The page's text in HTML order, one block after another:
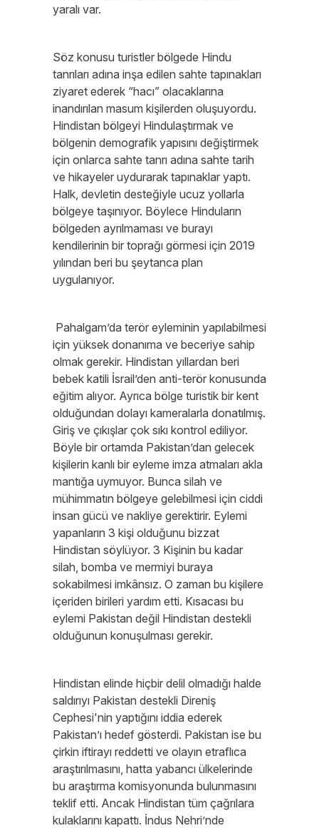
yaralı var.
Söz konusu turistler bölgede Hindu
tanrıları adına inşa edilen sahte tapınakları
ziyaret ederek “hacı” olacaklarına
inandırılan masum kişilerden oluşuyordu.
Hindistan bölgeyi Hindulaştırmak ve
bölgenin demografik yapısını değiştirmek
için onlarca sahte tanrı adına sahte tarih
ve hikayeler uydurarak tapınaklar yaptı.
Halk, devletin desteğiyle ucuz yollarla
bölgeye taşınıyor. Böylece Hinduların
bölgeden ayrılmaması ve burayı
kendilerinin bir toprağı görmesi için 2019
yılından beri bu şeytanca plan
uygulanıyor.
Pahalgam’da terör eyleminin yapılabilmesi
için yüksek donanıma ve beceriye sahip
olmak gerekir. Hindistan yıllardan beri
bebek katili İsrail’den anti-terör konusunda
eğitim alıyor. Ayrıca bölge turistik bir kent
olduğundan dolayı kameralarla donatılmış.
Giriş ve çıkışlar çok sıkı kontrol ediliyor.
Böyle bir ortamda Pakistan’dan gelecek
kişilerin kanlı bir eyleme imza atmaları akla
mantığa uymuyor. Bunca silah ve
mühimmatın bölgeye gelebilmesi için ciddi
insan gücü ve nakliye gerektirir. Eylemi
yapanların 3 kişi olduğunu bizzat
Hindistan söylüyor. 3 Kişinin bu kadar
silah, bomba ve mermiyi buraya
sokabilmesi imkânsız. O zaman bu kişilere
içeriden birileri yardım etti. Kısacası bu
eylemi Pakistan değil Hindistan destekli
olduğunun konuşulması gerekir.
Hindistan elinde hiçbir delil olmadığı halde
saldırıyı Pakistan destekli Direniş
Cephesi'nin yaptığını iddia ederek
Pakistan’ı hedef gösterdi. Pakistan ise bu
çirkin iftirayı reddetti ve olayın etraflıca
araştırılmasını, hatta yabancı ülkelerinde
bu araştırma komisyonunda bulunmasını
teklif etti. Ancak Hindistan tüm çağrılara
kulaklarını kapattı. İndus Nehri’nde